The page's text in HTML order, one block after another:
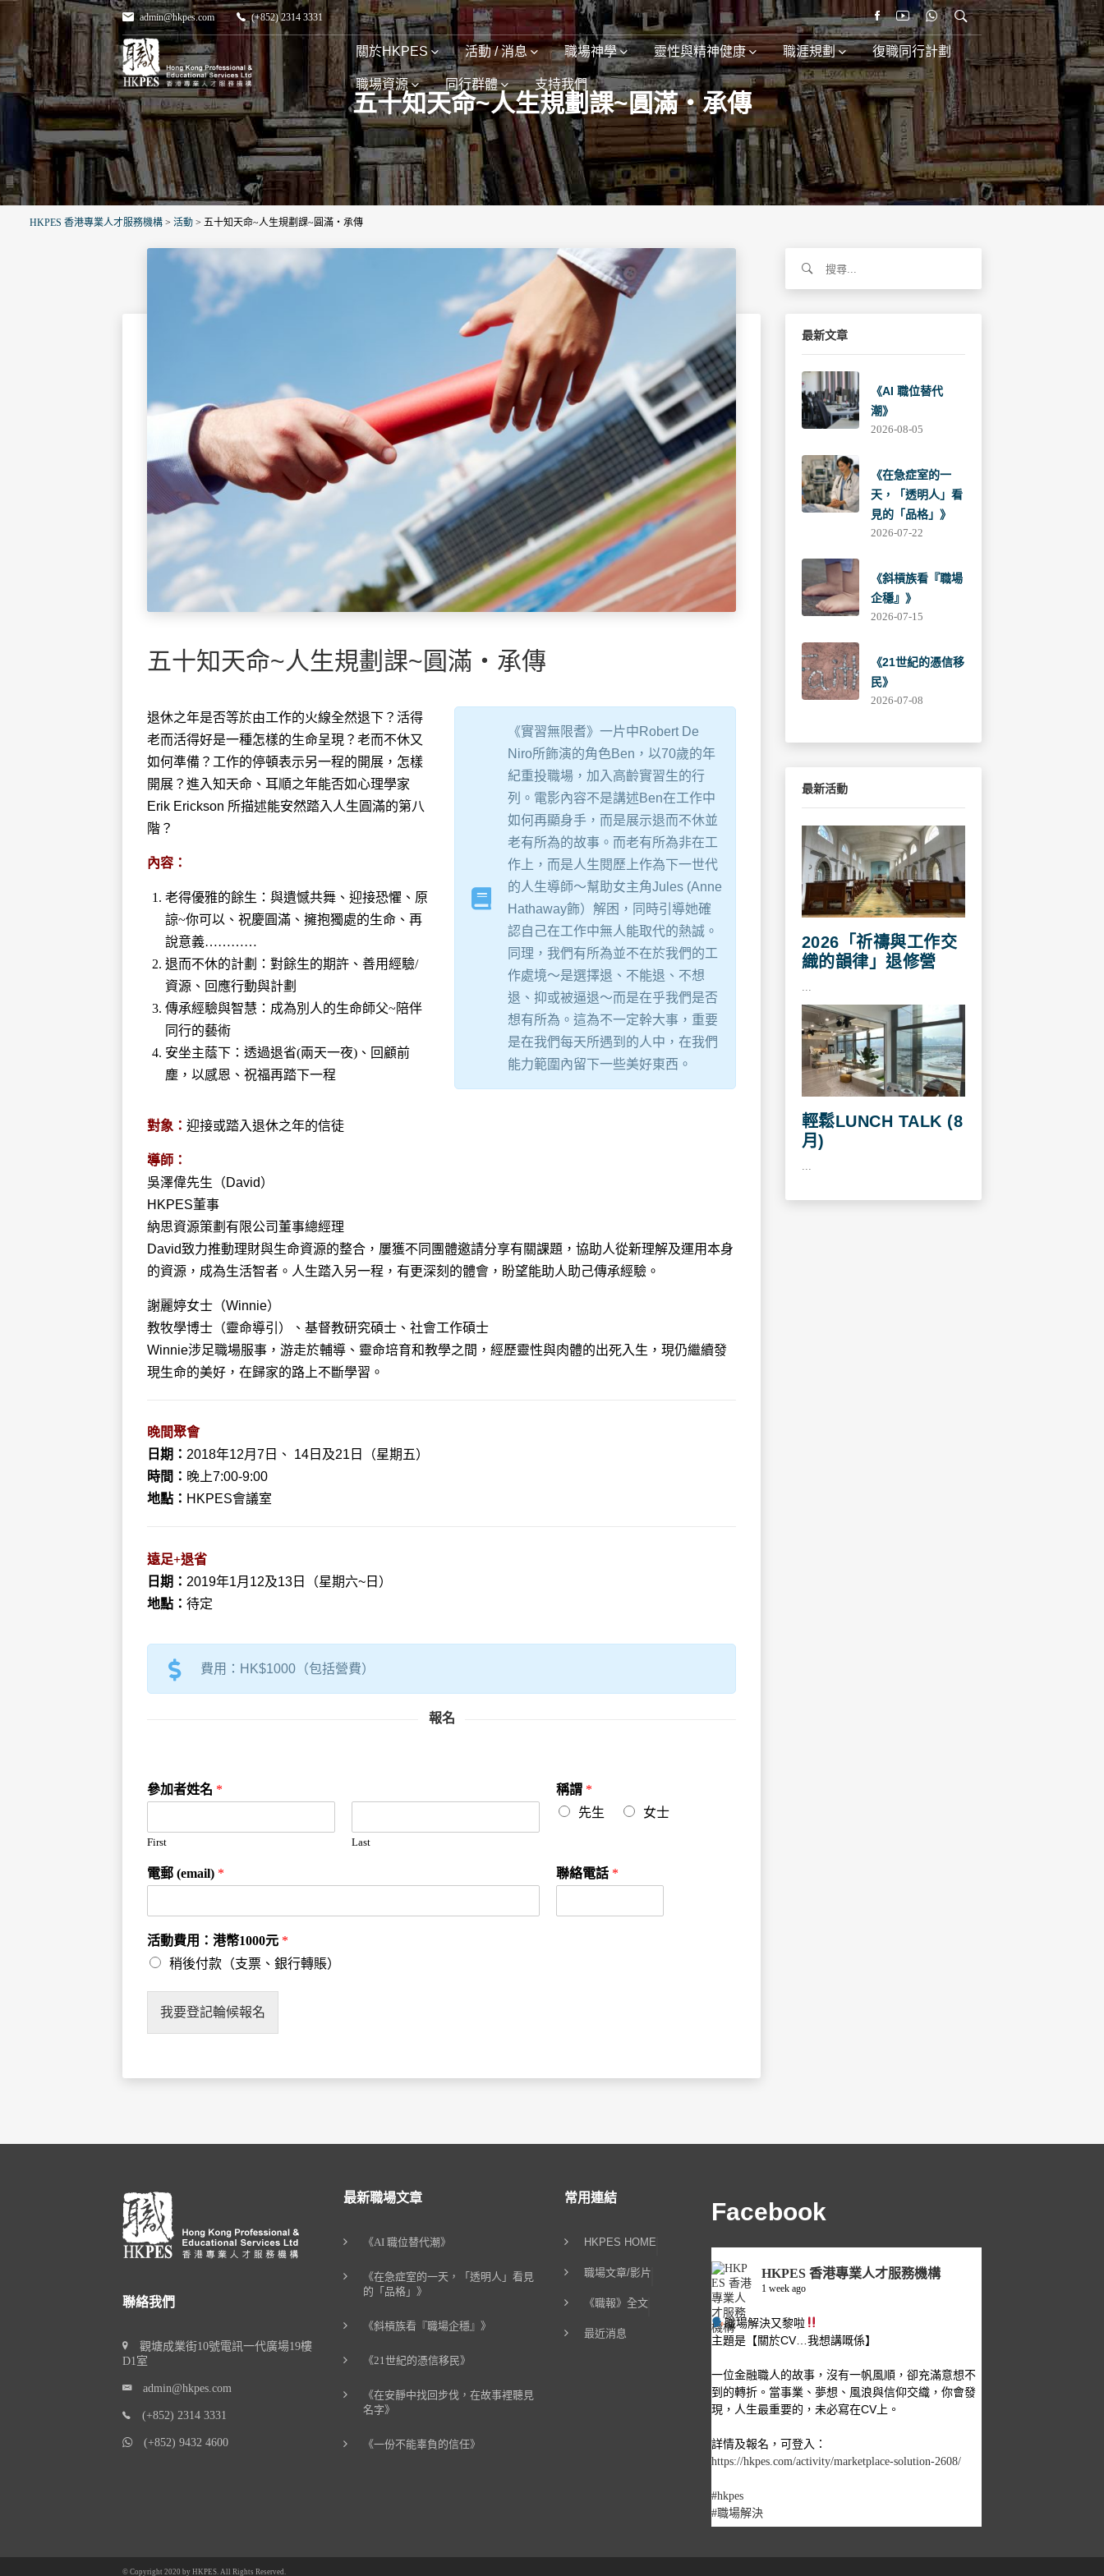
admin@hkpes.com (+852) 2314 3331
關於HKPES 活動 / 消息 職場神學 靈性與精神健康 職涯規劃 復職同行計劃
職場資源 同行群體 支持我們
五十知天命~人生規劃課~圓滿‧承傳
HKPES 香港專業人才服務機構 > 活動 > 五十知天命~人生規劃課~圓滿‧承傳
五十知天命~人生規劃課~圓滿‧承傳
退休之年是否等於由工作的火線全然退下？活得
老而活得好是一種怎樣的生命呈現？老而不休又
如何準備？工作的停頓表示另一程的開展，怎樣
開展？進入知天命、耳順之年能否如心理學家
Erik Erickson 所描述能安然踏入人生圓滿的第八
階？
內容：
老得優雅的餘生：與遺憾共舞、迎接恐懼、原
諒~你可以、祝慶圓滿、擁抱獨處的生命、再
說意義…………
退而不休的計劃：對餘生的期許、善用經驗/
資源、回應行動與計劃
傳承經驗與智慧：成為別人的生命師父~陪伴
同行的藝術
安坐主蔭下：透過退省(兩天一夜)、回顧前
塵，以感恩、祝福再踏下一程
《實習無限耆》一片中Robert De
Niro所飾演的角色Ben，以70歲的年
紀重投職場，加入高齡實習生的行
列。電影內容不是講述Ben在工作中
如何再顯身手，而是展示退而不休並
老有所為的故事。而老有所為非在工
作上，而是人生閱歷上作為下一世代
的人生導師～幫助女主角Jules (Anne
Hathaway飾）解困，同時引導她確
認自己在工作中無人能取代的熱誠。
同理，我們有所為並不在於我們的工
作處境～是選擇退、不能退、不想
退、抑或被逼退～而是在乎我們是否
想有所為。這為不一定幹大事，重要
是在我們每天所遇到的人中，在我們
能力範圍內留下一些美好東西。
對象：迎接或踏入退休之年的信徒
導師：
吳澤偉先生（David）
HKPES董事
納思資源策劃有限公司董事總經理
David致力推動理財與生命資源的整合，屢獲不同團體邀請分享有關課題，協助人從新理解及運用本身
的資源，成為生活智者。人生踏入另一程，有更深刻的體會，盼望能助人助己傳承經驗。
謝麗婷女士（Winnie）
教牧學博士（靈命導引）、基督教研究碩士、社會工作碩士
Winnie涉足職場服事，游走於輔導、靈命培育和教學之間，經歷靈性與肉體的出死入生，現仍繼續發
現生命的美好，在歸家的路上不斷學習。
晚間聚會
日期：2018年12月7日、 14日及21日（星期五）
時間： 晚上7:00-9:00
地點： HKPES會議室
遠足+退省
日期： 2019年1月12及13日（星期六~日）
地點：待定
費用：HK$1000（包括營費）
報名
參加者姓名 *
First Last
稱謂 *
先生
女士
電郵 (email) * 聯絡電話 *
活動費用：港幣1000元 *
稍後付款（支票、銀行轉賬）
我要登記輪候報名
關
最新文章
《AI 職位替代
潮》
2026-08-05
《在急症室的一
天，「透明人」看
見的「品格」》
2026-07-22
《斜槓族看『職場
企穩』》
2026-07-15
《21世紀的憑信移
民》
2026-07-08
最新活動
2026「祈禱與工作交
織的韻律」退修營
輕鬆LUNCH TALK (8
月)
聯絡我們
觀塘成業街10號電訊一代廣場19樓
D1室
admin@hkpes.com
(+852) 2314 3331
(+852) 9432 4600
最新職場文章
《AI 職位替代潮》
《在急症室的一天，「透明人」看見
的「品格」》
《斜槓族看『職場企穩』》
《21世紀的憑信移民》
《在安靜中找回步伐，在故事裡聽見
名字》
《一份不能辜負的信任》
常用連結
HKPES HOME
職場文章/影片
《職報》全文
最近消息
Facebook
HKPES 香港專業人才服務機構
1 week ago
職場解決又黎啦
主題是【關於CV…我想講嘅係】
一位金融職人的故事，沒有一帆風順，卻充滿意想不
到的轉折。當事業、夢想、風浪與信仰交織，你會發
現，人生最重要的，未必寫在CV上。
詳情及報名，可登入：
https://hkpes.com/activity/marketplace-solution-2608/
#hkpes
#職場解決
© Copyright 2020 byHKPES. All Rights Reserved.